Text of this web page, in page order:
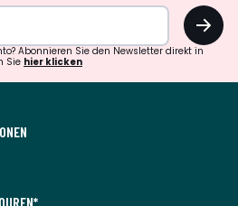
OK
Abonnieren Sie den Newsletter direkt in
Sie hier klicken